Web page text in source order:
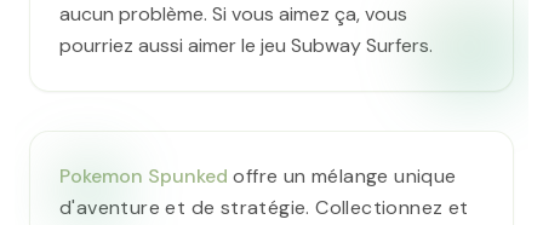
aucun problème. Si vous aimez ça, vous
pourriez aussi aimer le jeu Subway Surfers.
Pokemon Spunked offre un mélange unique
d'aventure et de stratégie. Collectionnez et